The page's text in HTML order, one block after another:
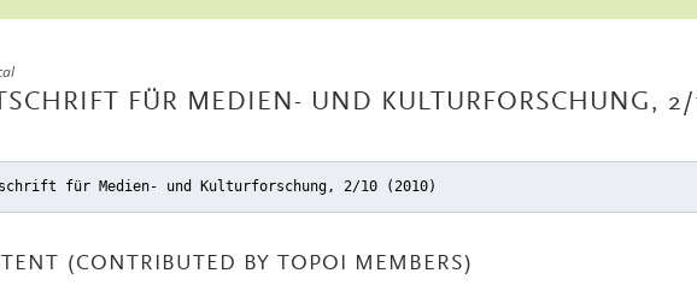
FÜR MEDIEN- UND KULTURFORSCHUNG, 2/
für Medien- und Kulturforschung, 2/10 (2010)
(CONTRIBUTED BY TOPOI MEMBERS)